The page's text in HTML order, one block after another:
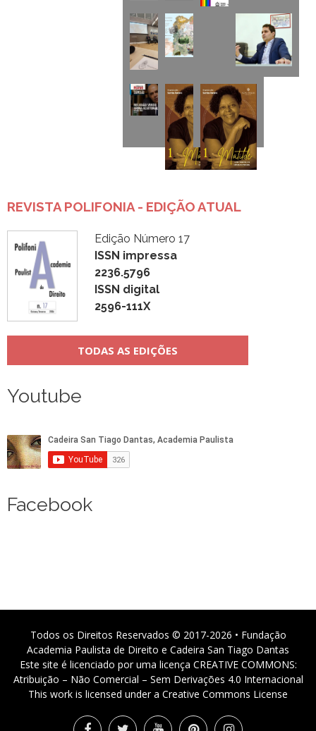
REVISTA POLIFONIA - EDIÇÃO ATUAL
Edição Número 17
ISSN impressa
2236.5796
ISSN digital
2596-111X
TODAS AS EDIÇÕES
Youtube
Facebook
Todos os Direitos Reservados © 2017-2026 • Fundação
Academia Paulista de Direito e Cadeira San Tiago Dantas
Este site é licenciado por uma licença CREATIVE COMMONS:
Atribuição – Não Comercial – Sem Derivações 4.0 Internacional
This work is licensed under a Creative Commons License